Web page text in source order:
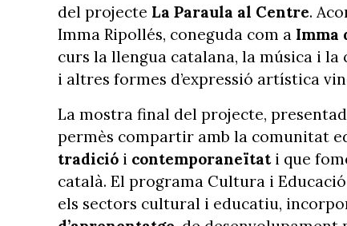
del projecte La Paraula al Centre.
Imma Ripollés, coneguda com a Imma
curs la llengua catalana, la música i
i altres formes d’expressió artística
La mostra final del projecte,
permès compartir amb la comunitat
tradició i contemporaneïtati que
català. El programa Cultura i
els sectors cultural i educatiu,